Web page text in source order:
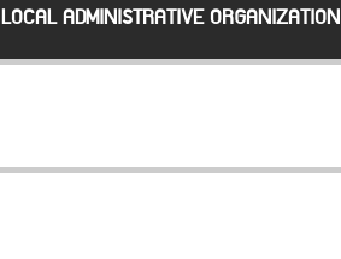
LOCAL ADMINISTRATIVE ORGANIZATION